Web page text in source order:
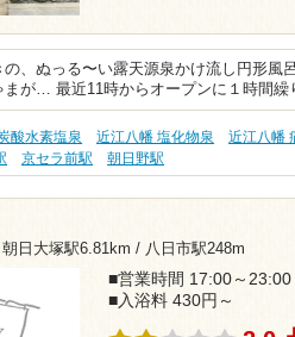
の、ぬっる〜い露天源泉かけ流し円形風
まが… 最近11時からオープンに１時間
酸水素塩泉 近江八幡 塩化物泉 近江八幡
京セラ前駅 朝日野駅
朝日大塚駅6.81km / 八日市駅248m
■営業時間 17:00～23:00
■入浴料 430円～